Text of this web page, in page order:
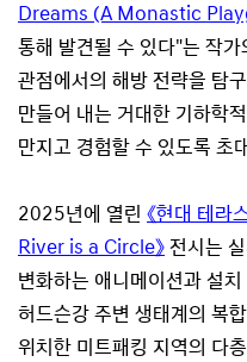
Dreams (A Monastic
통해 발견될 수 있다"는 작
관점에서의 해방 전략을 탐
만들어 내는 거대한 기하학
만지고 경험할 수 있도록 초
2025년에 열린 《현대 테라
River is a Circle》전시는
변화하는 애니메이션과 설
허드슨강 주변 생태계의 복
위치한 미트패킹 지역의 다